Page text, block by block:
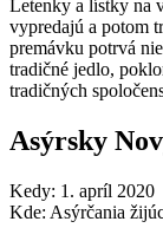
Letenky a lístky na
vypredajú a potom
premávku potrvá
tradičné jedlo,
tradičných
Asýrsky
Kedy: 1. apríl 2020
Kde: Asýrčania